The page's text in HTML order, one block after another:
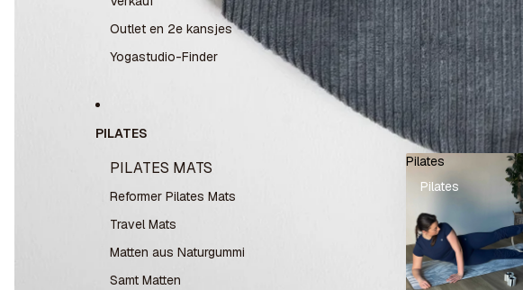
Outlet en 2e kansjes
Yogastudio-Finder
PILATES
PILATES MATS
Reformer Pilates Mats
Travel Mats
Matten aus Naturgummi
Samt Matten
Pilates
Pilates